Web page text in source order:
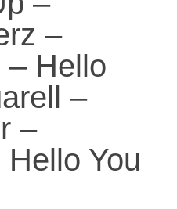
–
– Hello
–
–
You